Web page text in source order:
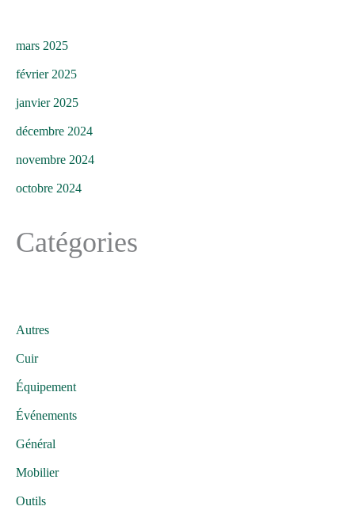
mars 2025
février 2025
janvier 2025
décembre 2024
novembre 2024
octobre 2024
Catégories
Autres
Cuir
Équipement
Événements
Général
Mobilier
Outils